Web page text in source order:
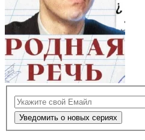
Уведомить о новых сериях